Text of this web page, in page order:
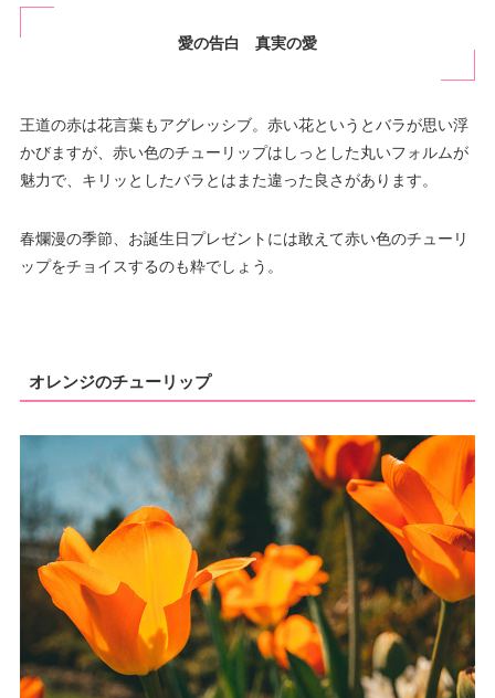
愛の告白 真実の愛
王道の赤は花言葉もアグレッシブ。赤い花というとバラが思い浮
かびますが、赤い色のチューリップはしっとした丸いフォルムが
魅力で、キリッとしたバラとはまた違った良さがあります。
春爛漫の季節、お誕生日プレゼントには敢えて赤い色のチューリ
ップをチョイスするのも粋でしょう。
オレンジのチューリップ